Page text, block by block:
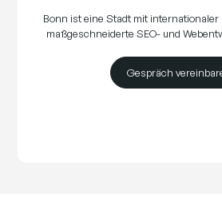
Bonn ist eine Stadt mit internationaler
maßgeschneiderte SEO- und
Gespräch